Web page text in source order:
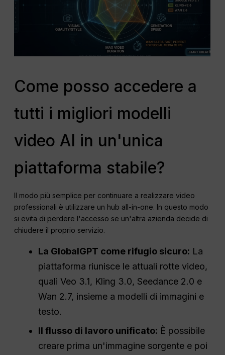
Come posso accedere a
tutti i migliori modelli
video AI in un'unica
piattaforma stabile?
Il modo più semplice per continuare a realizzare video
professionali è utilizzare un hub all-in-one. In questo modo
si evita di perdere l'accesso se un'altra azienda decide di
chiudere il proprio servizio.
La GlobalGPT come rifugio sicuro: La
piattaforma riunisce le attuali rotte video,
quali Veo 3.1, Kling 3.0, Seedance 2.0 e
Wan 2.7, insieme a modelli di immagini e
testo.
Il flusso di lavoro unificato: È possibile
creare prima un'immagine sorgente e poi